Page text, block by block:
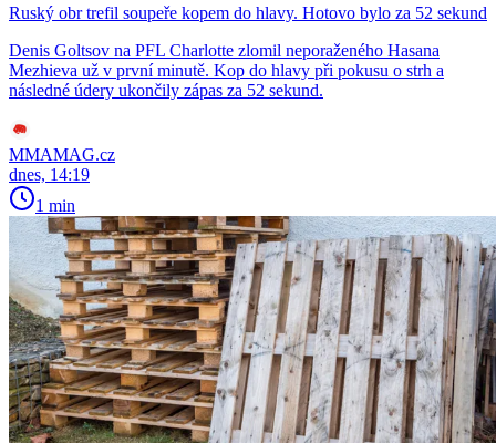
Ruský obr trefil soupeře kopem do hlavy. Hotovo bylo za 52 sekund
Denis Goltsov na PFL Charlotte zlomil neporaženého Hasana
Mezhieva už v první minutě. Kop do hlavy při pokusu o strh a
následné údery ukončily zápas za 52 sekund.
MMAMAG.cz
dnes, 14:19
1 min